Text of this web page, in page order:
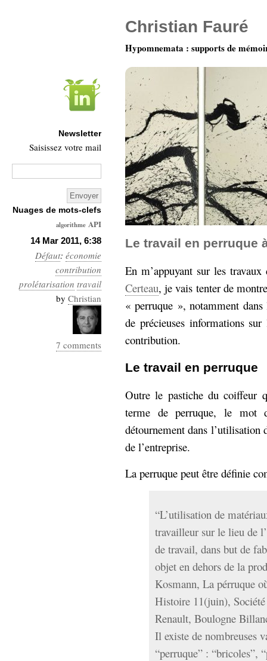
14 Mar 2011, 6:38
Défaut: économie
contribution
prolétarisation travail
by Christian
7 comments
Le travail en perruque
En m’appuyant sur les
Certeau, je vais tenter de
« perruque », notamment
de précieuses informations
contribution.
Le travail en perruque
Outre le pastiche du coiffeur
terme de perruque, le mot
détournement dans l’utilisation
de l’entreprise.
La perruque peut être définie
“L’utilisation de
travailleur sur le lieu de
de travail, dans but de
objet en dehors de la
Kosmann, La pérruque
Histoire 11(juin),
Renault, Boulogne
Il existe de nombreuses
“perruque” : “bricoles”,
Christian Fauré
Hypomnemata : supports de
Newsletter
Saisissez votre mail
Nuages de mots-clefs
algorithme API
Architecture
Ars-
Industrialis
business_model
cinéma
Cloud